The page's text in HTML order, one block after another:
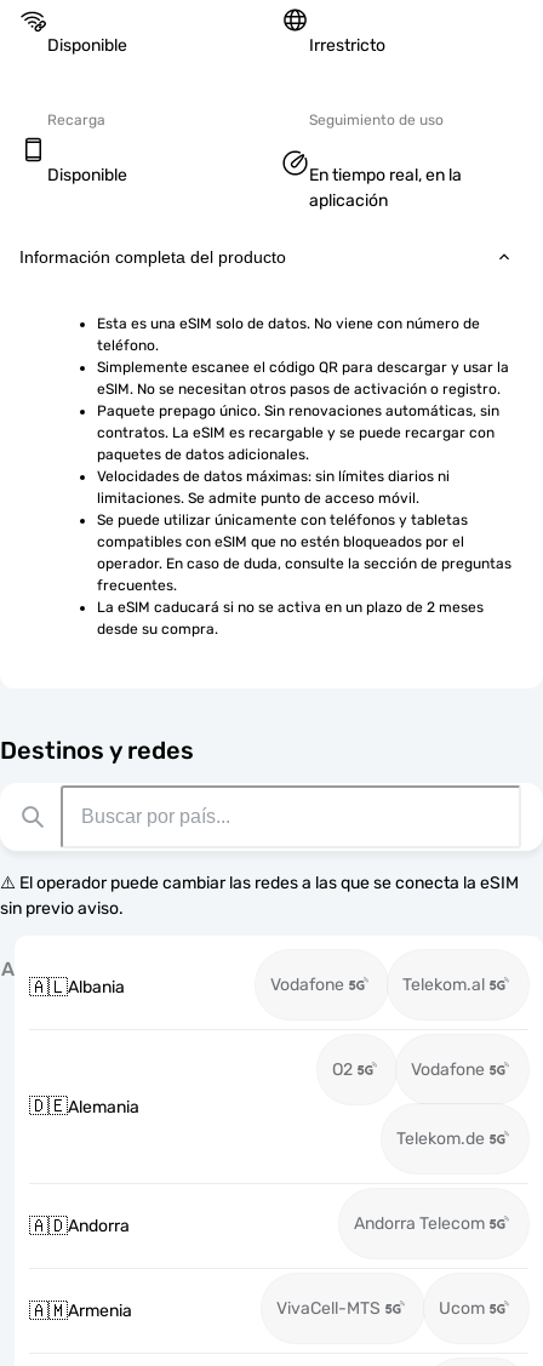
Disponible Irrestricto
Recarga
Disponible
Seguimiento de uso
En tiempo real, en la
aplicación
Información completa del producto
Esta es una eSIM solo de datos. No viene con número de
teléfono.
Simplemente escanee el código QR para descargar y usar la
eSIM. No se necesitan otros pasos de activación o registro.
Paquete prepago único. Sin renovaciones automáticas, sin
contratos. La eSIM es recargable y se puede recargar con
paquetes de datos adicionales.
Velocidades de datos máximas: sin límites diarios ni
limitaciones. Se admite punto de acceso móvil.
Se puede utilizar únicamente con teléfonos y tabletas
compatibles con eSIM que no estén bloqueados por el
operador. En caso de duda, consulte la sección de preguntas
frecuentes.
La eSIM caducará si no se activa en un plazo de 2 meses
desde su compra.
Destinos y redes
⚠️ El operador puede cambiar las redes a las que se conecta la eSIM
sin previo aviso.
A
🇦🇱Albania Vodafone Telekom.al
🇩🇪Alemania
O2 Vodafone
Telekom.de
🇦🇩Andorra Andorra Telecom
🇦🇲Armenia VivaCell-MTS Ucom